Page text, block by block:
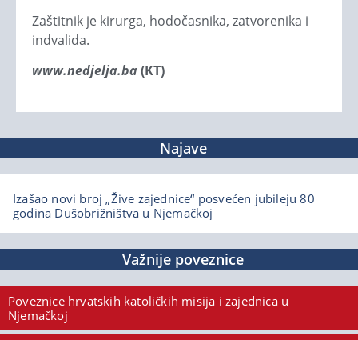
Zaštitnik je kirurga, hodočasnika, zatvorenika i
indvalida.
www.nedjelja.ba (KT)
Najave
Izašao novi broj „Žive zajednice“ posvećen jubileju 80
godina Dušobrižništva u Njemačkoj
Važnije poveznice
Poveznice hrvatskih katoličkih misija i zajednica u
Njemačkoj